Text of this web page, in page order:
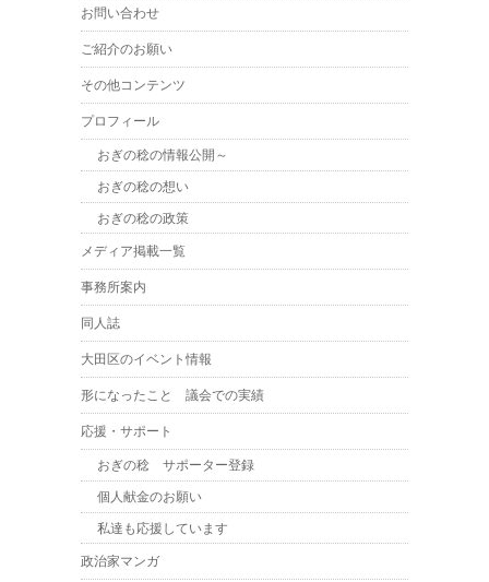
お問い合わせ
ご紹介のお願い
その他コンテンツ
プロフィール
おぎの稔の情報公開～
おぎの稔の想い
おぎの稔の政策
メディア掲載一覧
事務所案内
同人誌
大田区のイベント情報
形になったこと 議会での実績
応援・サポート
おぎの稔 サポーター登録
個人献金のお願い
私達も応援しています
政治家マンガ